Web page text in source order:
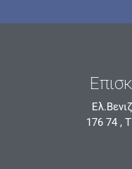
176 74 ,